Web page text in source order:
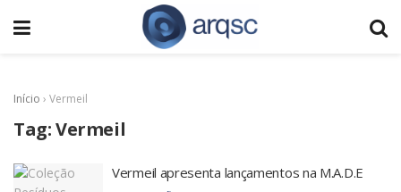
Início › Vermeil
Tag:Vermeil
Vermeil apresenta lançamentos na M.A.D.E